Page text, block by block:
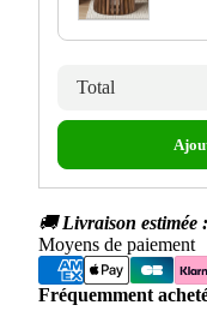
Total
🚚Livraison estimée :
Moyens de paiement
Fréquemment